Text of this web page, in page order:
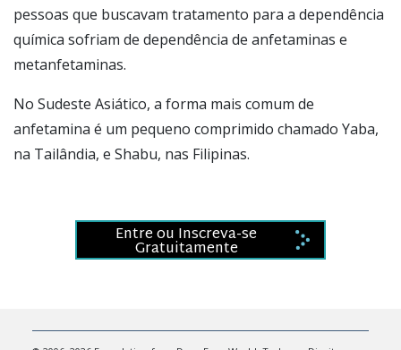
pessoas que buscavam tratamento para a dependência
química sofriam de dependência de anfetaminas e
metanfetaminas.
No Sudeste Asiático, a forma mais comum de
anfetamina é um pequeno comprimido chamado Yaba,
na Tailândia, e Shabu, nas Filipinas.
Entre ou Inscreva-se
Gratuitamente